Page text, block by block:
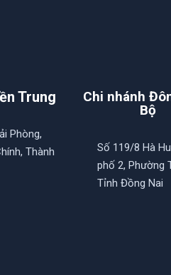
Trung
Phòng,
Thành
Chi nhánh
Bộ
Số 119/8 Hà
phố 2, Phường
Tỉnh Đồng Nai